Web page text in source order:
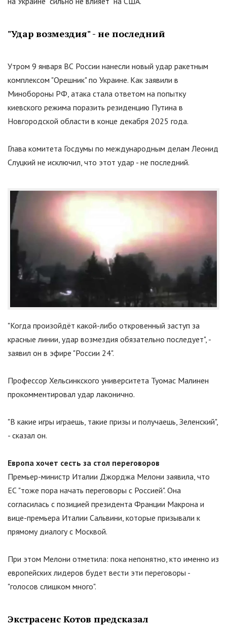
"Удар возмездия"- не последний
Утром 9 января ВС России нанесли новый удар ракетным
комплексом "Орешник"по Украине. Как заявили в
Минобороны РФ, атака стала ответом на попытку
киевского режима поразить резиденцию Путина в
Новгородской области в конце декабря 2025 года.
Глава комитета Госдумы по международным делам Леонид
Слуцкий не исключил, что этот удар - не последний.
"Когда произойдёт какой-либо откровенный заступ за
красные линии, удар возмездия обязательно последует", -
заявил он в эфире "России 24".
Профессор Хельсинкского университета Туомас Малинен
прокомментировал удар лаконично.
"В какие игры играешь, такие призы и получаешь, Зеленский",
- сказал он.
Европа хочет сесть за стол переговоров
Премьер-министр Италии Джорджа Мелони заявила, что
ЕС "тоже пора начать переговоры с Россией". Она
согласилась с позицией президента Франции Макрона и
вице-премьера Италии Сальвини, которые призывали к
прямому диалогу с Москвой.
При этом Мелони отметила: пока непонятно, кто именно из
европейских лидеров будет вести эти переговоры -
"голосов слишком много".
Экстрасенс Котов предсказал